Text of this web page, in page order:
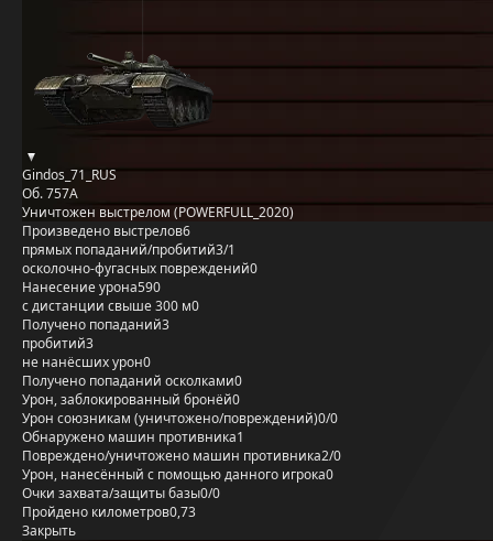
Gindos_71_RUS
Об. 757А
Уничтожен выстрелом (POWERFULL_2020)
Произведено выстрелов6
прямых попаданий/пробитий3/1
осколочно-фугасных повреждений0
Нанесение урона590
с дистанции свыше 300 м0
Получено попаданий3
пробитий3
не нанёсших урон0
Получено попаданий осколками0
Урон, заблокированный бронёй0
Урон союзникам (уничтожено/повреждений)0/0
Обнаружено машин противника1
Повреждено/уничтожено машин противника2/0
Урон, нанесённый с помощью данного игрока0
Очки захвата/защиты базы0/0
Пройдено километров0,73
Закрыть